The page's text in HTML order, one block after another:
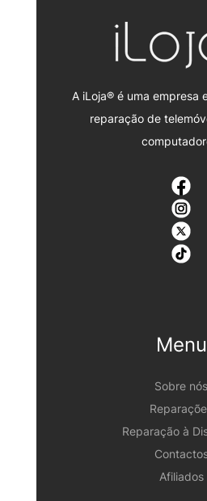
A iLoja® é uma empresa
reparação de
Menu
Sobre nós
Reparação à
Afiliados